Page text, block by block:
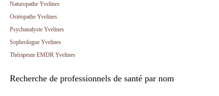
Naturopathe Yvelines
Ostéopathe Yvelines
Psychanalyste Yvelines
Sophrologue Yvelines
Thérapeute EMDR Yvelines
Recherche de professionnels de santé par nom